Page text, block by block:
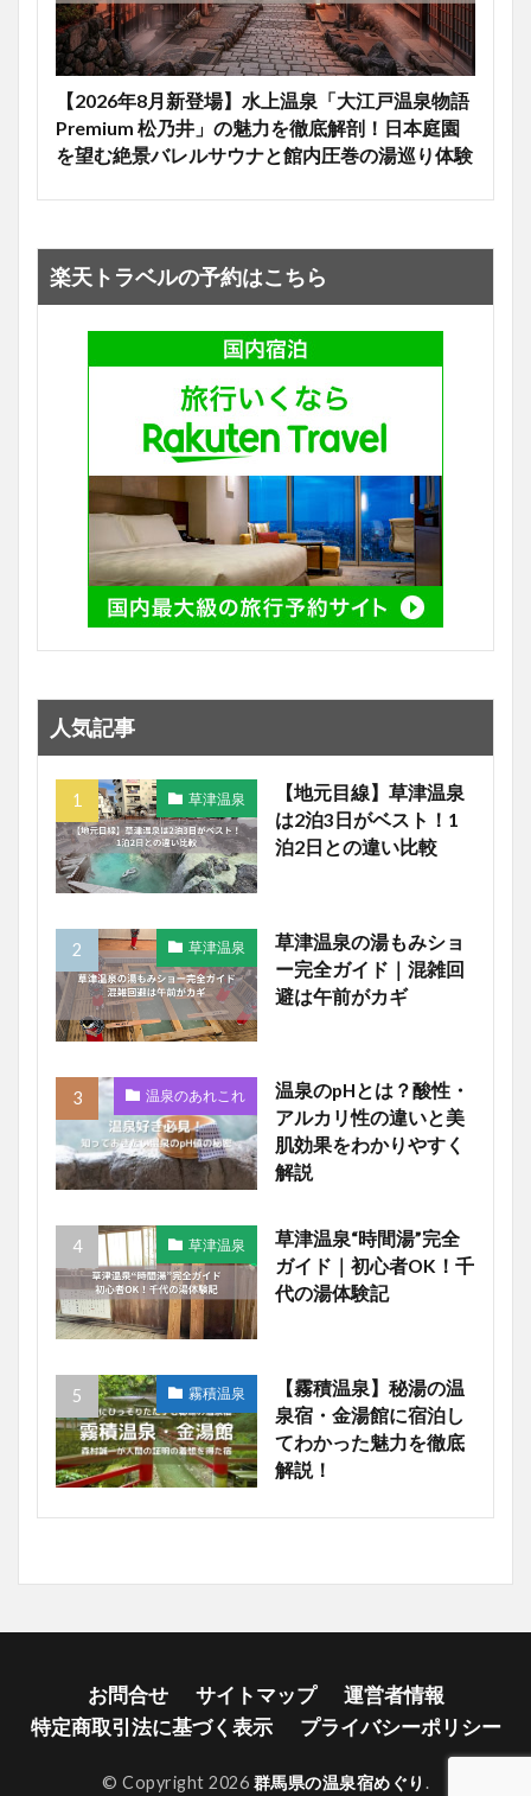
【2026年8月新登場】水上温泉「大江戸温泉物語
Premium 松乃井」の魅力を徹底解剖！日本庭園
を望む絶景バレルサウナと館内圧巻の湯巡り体験
楽天トラベルの予約はこちら
人気記事
草津温泉
【地元目線】草津温泉
は2泊3日がベスト！1
泊2日との違い比較
草津温泉
草津温泉の湯もみショ
ー完全ガイド｜混雑回
避は午前がカギ
温泉のあれこれ
温泉のpHとは？酸性・
アルカリ性の違いと美
肌効果をわかりやすく
解説
草津温泉
草津温泉“時間湯”完全
ガイド｜初心者OK！千
代の湯体験記
霧積温泉
【霧積温泉】秘湯の温
泉宿・金湯館に宿泊し
てわかった魅力を徹底
解説！
お問合せ サイトマップ
運営者情報
特定商取引法に基づく表示
プライバシーポリシー
© Copyright 2026 群馬県の温泉宿めぐり .